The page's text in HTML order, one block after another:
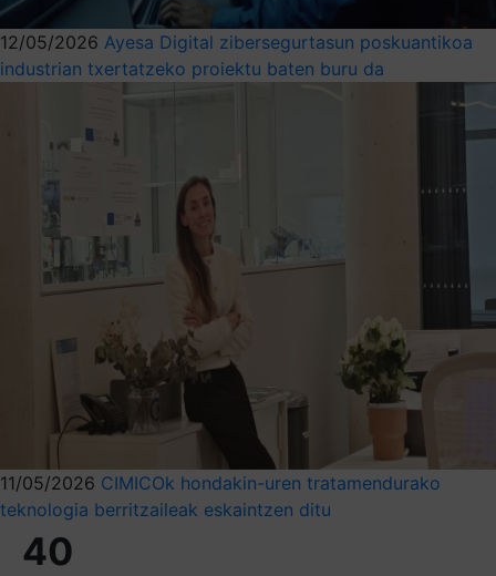
12/05/2026 Ayesa Digital zibersegurtasun poskuantikoa
industrian txertatzeko proiektu baten buru da
11/05/2026 CIMICOk hondakin-uren tratamendurako
teknologia berritzaileak eskaintzen ditu
40